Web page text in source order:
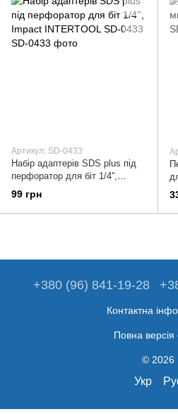
Артикул: SD-0433
Набір адаптерів SDS plus під
перфоратор для біт 1/4'',
Impact INTERTOOL SD-0433
99 грн
+380 (96) 841-19-28
Контактна
Повна версія
© 2026
Укр